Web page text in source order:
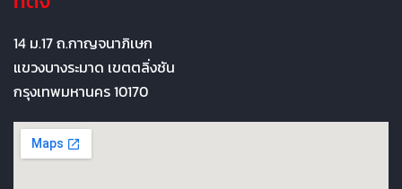
14 ม.17 ถ.กาญจนาภิเษก
แขวงบางระมาด เขตตลิ่งชัน
กรุงเทพมหานคร 10170